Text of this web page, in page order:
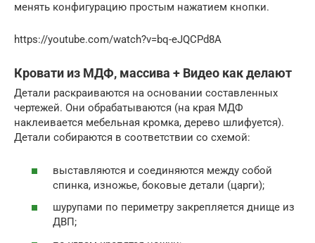
менять конфигурацию простым нажатием кнопки.
https://youtube.com/watch?v=bq-eJQCPd8A
Кровати из МДФ, массива + Видео как делают
Детали раскраиваются на основании составленных
чертежей. Они обрабатываются (на края МДФ
наклеивается мебельная кромка, дерево шлифуется).
Детали собираются в соответствии со схемой:
выставляются и соединяются между собой
спинка, изножье, боковые детали (царги);
шурупами по периметру закрепляется днище из
ДВП;